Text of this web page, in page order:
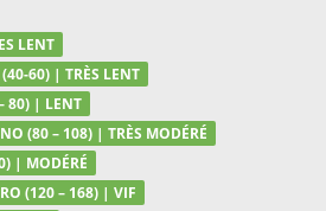
LENT
60) | TRÈS LENT
80) | LENT
(80 – 108) | TRÈS MODÉRÉ
| MODÉRÉ
(120 – 168) | VIF